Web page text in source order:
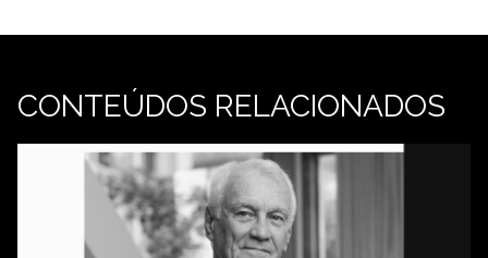
CONTEÚDOS RELACIONADOS